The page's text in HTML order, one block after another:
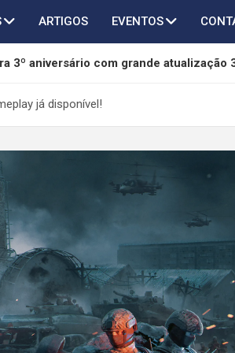
ARTIGOS EVENTOS
3º aniversário com grande
é anunciado para PC e será
terá novo capítulo em
mídia física da Sony e pode se tornar
já disponível!